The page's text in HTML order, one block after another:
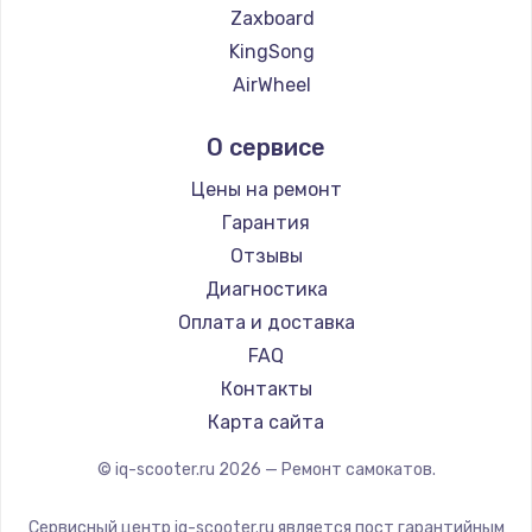
Заказать
Замена микрофона
Заказать
Замена вебкамеры
от 1240 руб.
Ремонт разъема питания
от 745 руб.
Заказать
Замена южного моста
Zaxboard
KingSong
AirWheel
Hunter
Shorner
Joyor
Minimotors
Bork
Segway
KIRIN
О сервисе
Цены на ремонт
Гарантия
Отзывы
Диагностика
Оплата и доставка
FAQ
Контакты
Карта сайта
© iq-scooter.ru 2026 — Ремонт самокатов.
Сервисный центр iq-scooter.ru является пост гарантийным